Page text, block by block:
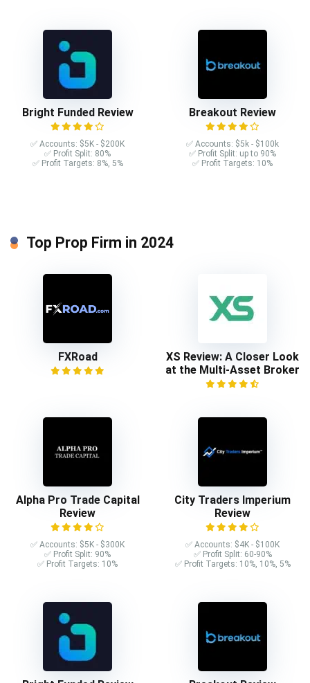
Bright Funded Review
✅ Accounts: $5K - $200K
✅ Profit Split: 80%
✅ Profit Targets: 8%, 5%
Breakout Review
✅ Accounts: $5k - $100k
✅ Profit Split: up to 90%
✅ Profit Targets: 10%
Top Prop Firm in 2024
FXRoad
XS Review: A Closer Look
at the Multi-Asset Broker
Alpha Pro Trade Capital
Review
✅ Accounts: $5K - $300K
✅ Profit Split: 90%
✅ Profit Targets: 10%
City Traders Imperium
Review
✅ Accounts: $4K - $100K
✅ Profit Split: 60-90%
✅ Profit Targets: 10%, 10%, 5%